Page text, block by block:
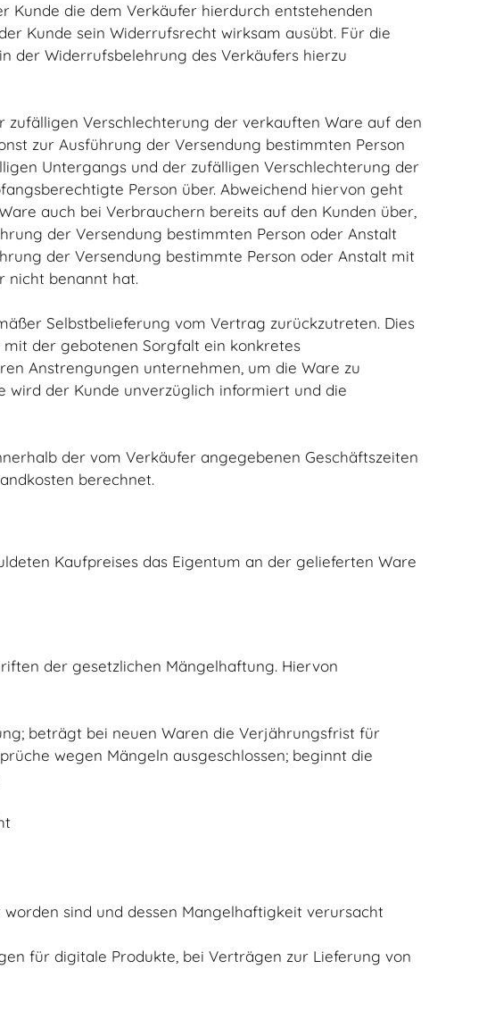
Kunde die dem Verkäufer hierdurch entstehenden
Kunde sein Widerrufsrecht wirksam ausübt. Für die
der Widerrufsbelehrung des Verkäufers hierzu
zufälligen Verschlechterung der verkauften Ware auf den
zur Ausführung der Versendung bestimmten Person
Untergangs und der zufälligen Verschlechterung der
Person über. Abweichend hiervon geht
auch bei Verbrauchern bereits auf den Kunden über,
der Versendung bestimmten Person oder Anstalt
der Versendung bestimmte Person oder Anstalt mit
nicht benannt hat.
Selbstbelieferung vom Vertrag zurückzutreten. Dies
der gebotenen Sorgfalt ein konkretes
Anstrengungen unternehmen, um die Ware zu
der Kunde unverzüglich informiert und die
der vom Verkäufer angegebenen Geschäftszeiten
berechnet.
Kaufpreises das Eigentum an der gelieferten Ware
der gesetzlichen Mängelhaftung. Hiervon
beträgt bei neuen Waren die Verjährungsfrist für
wegen Mängeln ausgeschlossen; beginnt die
sind und dessen Mangelhaftigkeit verursacht
für digitale Produkte, bei Verträgen zur Lieferung von